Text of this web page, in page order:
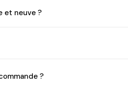
et neuve ?
?